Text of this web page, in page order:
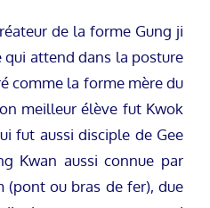
de la forme Gung ji
qui attend dans la posture
comme la forme mère du
meilleur élève fut Kwok
fut aussi disciple de Gee
Kwan aussi connue par
(pont ou bras de fer), due